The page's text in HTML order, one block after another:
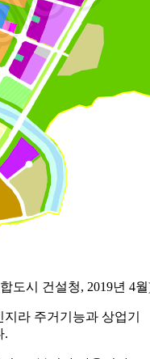
도시 건설청, 2019년 4
라 주거기능과 상업기
.